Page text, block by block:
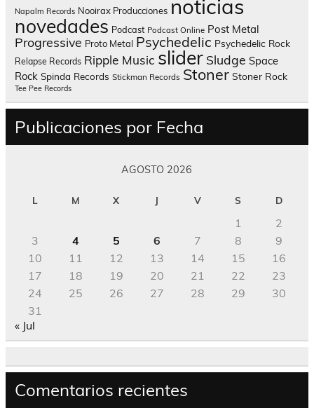
Napalm Records Nooirax Producciones noticias
novedades Podcast Podcast Online Post Metal
Progressive Proto Metal Psychedelic Psychedelic Rock
Relapse Records Ripple Music slider Sludge Space
Rock Spinda Records Stickman Records Stoner Stoner Rock
Tee Pee Records
Publicaciones por Fecha
AGOSTO 2026
L M X J V S D
1
2
3
4 5 6 7 8
9
10
11 12 13 14 15
16
17
18 19 20 21 22
23
24
25 26 27 28 29
30
31
« Jul
Comentarios recientes